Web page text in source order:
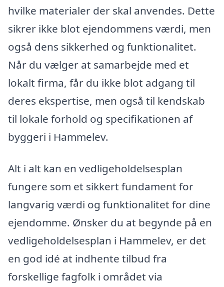
hvilke materialer der skal anvendes. Dette
sikrer ikke blot ejendommens værdi, men
også dens sikkerhed og funktionalitet.
Når du vælger at samarbejde med et
lokalt firma, får du ikke blot adgang til
deres ekspertise, men også til kendskab
til lokale forhold og specifikationen af
byggeri i Hammelev.
Alt i alt kan en vedligeholdelsesplan
fungere som et sikkert fundament for
langvarig værdi og funktionalitet for dine
ejendomme. Ønsker du at begynde på en
vedligeholdelsesplan i Hammelev, er det
en god idé at indhente tilbud fra
forskellige fagfolk i området via